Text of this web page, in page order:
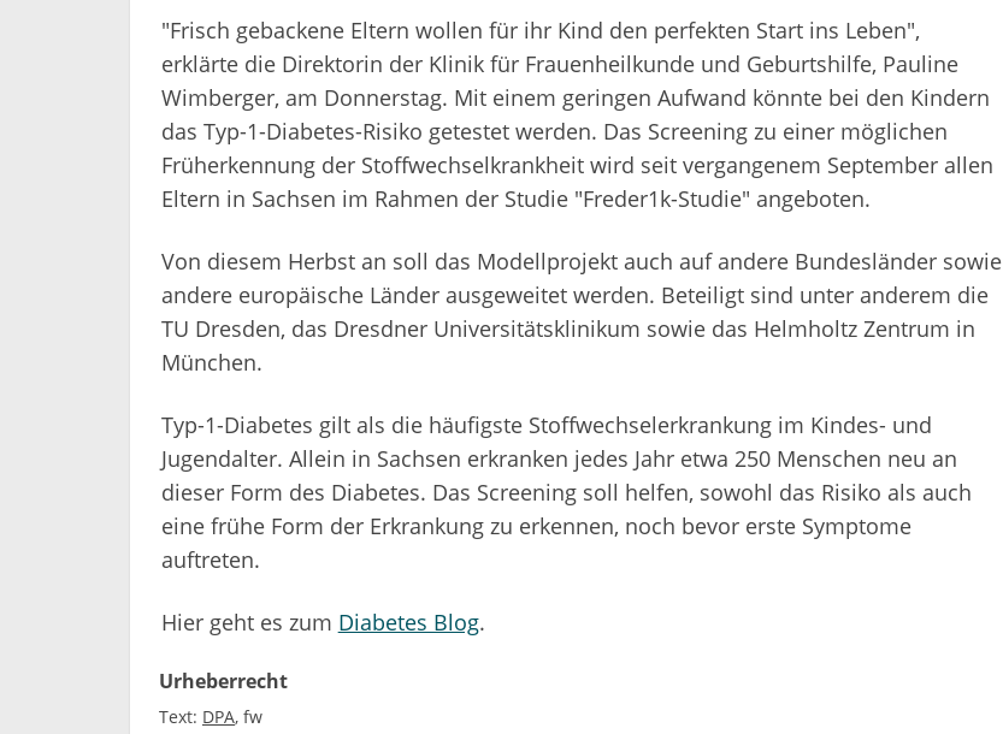
"Frisch gebackene Eltern wollen für ihr Kind den perfekten Start ins Leben",
erklärte die Direktorin der Klinik für Frauenheilkunde und Geburtshilfe, Pauline
Wimberger, am Donnerstag. Mit einem geringen Aufwand könnte bei den Kindern
das Typ-1-Diabetes-Risiko getestet werden. Das Screening zu einer möglichen
Früherkennung der Stoffwechselkrankheit wird seit vergangenem September allen
Eltern in Sachsen im Rahmen der Studie "Freder1k-Studie" angeboten.
Von diesem Herbst an soll das Modellprojekt auch auf andere Bundesländer sowie
andere europäische Länder ausgeweitet werden. Beteiligt sind unter anderem die
TU Dresden, das Dresdner Universitätsklinikum sowie das Helmholtz Zentrum in
München.
Typ-1-Diabetes gilt als die häufigste Stoffwechselerkrankung im Kindes- und
Jugendalter. Allein in Sachsen erkranken jedes Jahr etwa 250 Menschen neu an
dieser Form des Diabetes. Das Screening soll helfen, sowohl das Risiko als auch
eine frühe Form der Erkrankung zu erkennen, noch bevor erste Symptome
auftreten.
Hier geht es zum Diabetes Blog.
Urheberrecht
Text: DPA fw